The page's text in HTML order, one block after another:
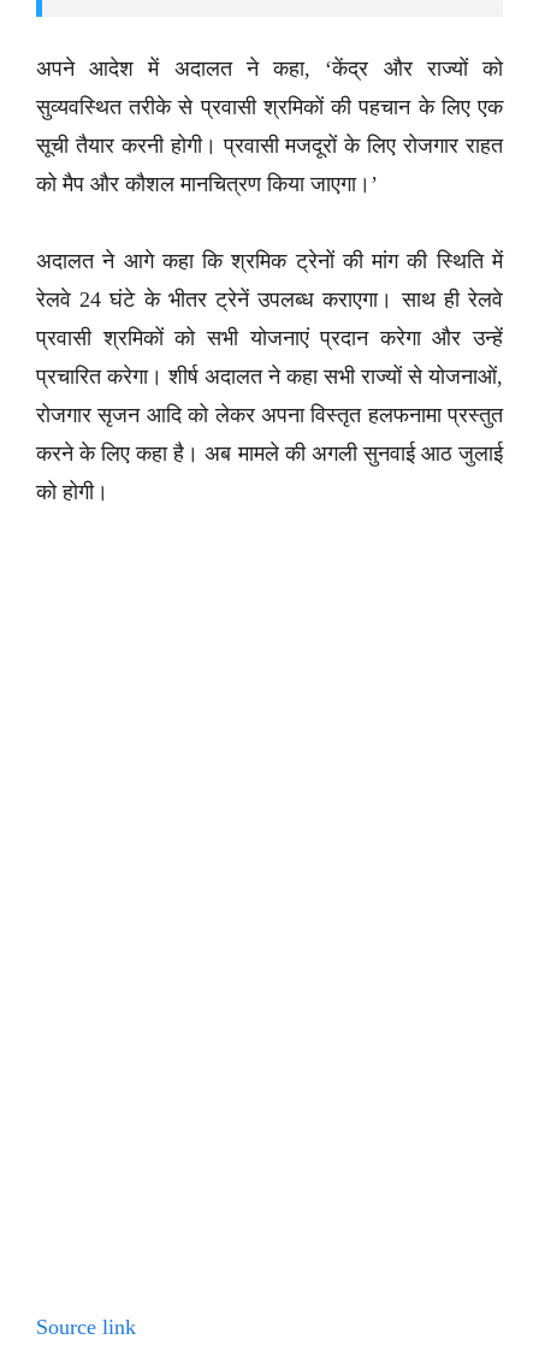
अपने आदेश में अदालत ने कहा, ‘केंद्र और राज्यों को
सुव्यवस्थित तरीके से प्रवासी श्रमिकों की पहचान के लिए एक
सूची तैयार करनी होगी। प्रवासी मजदूरों के लिए रोजगार राहत
को मैप और कौशल मानचित्रण किया जाएगा।’
अदालत ने आगे कहा कि श्रमिक ट्रेनों की मांग की स्थिति में
रेलवे 24 घंटे के भीतर ट्रेनें उपलब्ध कराएगा। साथ ही रेलवे
प्रवासी श्रमिकों को सभी योजनाएं प्रदान करेगा और उन्हें
प्रचारित करेगा। शीर्ष अदालत ने कहा सभी राज्यों से योजनाओं,
रोजगार सृजन आदि को लेकर अपना विस्तृत हलफनामा प्रस्तुत
करने के लिए कहा है। अब मामले की अगली सुनवाई आठ जुलाई
को होगी।
Source link